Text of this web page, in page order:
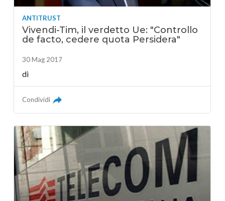
ANTITRUST
Vivendi-Tim, il verdetto Ue: "Controllo
de facto, cedere quota Persidera"
30 Mag 2017
di
Condividi